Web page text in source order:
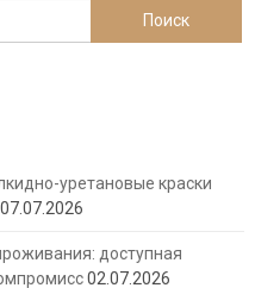
уретановые краски
07.07.2026
доступная
02.07.2026